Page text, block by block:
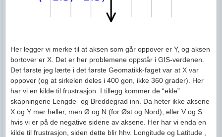
Her legger vi merke til at aksen som går oppover er Y, og aksen
bortover er X. Det er her problemene oppstår i GIS-verdenen.
Det første jeg lærte i det første Geomatikk-faget var at X var
oppover (og at sirkelen deles i 400 gon, ikke 360 grader). Her
har vi en kilde til frustrasjon. I tillegg kommer de “ekle”
skapningene Lengde- og Breddegrad inn. Da heter ikke aksene
X og Y mer heller, men Ø og N (for Øst og Nord), eller V og S
hvis vi er på de negative sidene av aksene. Her har vi enda en
kilde til frustrasjon, siden dette blir hhv. Longitude og Latitude ,